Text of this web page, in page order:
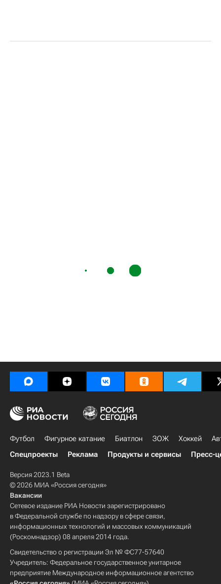
Футбол Фигурное катание Биатлон ЗОЖ Хоккей
Спецпроекты
Реклама Продукты и сервисы Пресс-
Версия 2023.1 Beta
© 2026 МИА «Россия сегодня»
Вакансии
Сетевое издание РИА Новости зарегистрировано
в Федеральной службе по надзору в сфере связи,
информационных технологий и массовых коммуникаций
(Роскомнадзор) 08 апреля 2014 года.
Свидетельство о регистрации Эл № ФС77-57640
Учредитель: Федеральное государственное унитарное
предприятие Международное информационное агентство